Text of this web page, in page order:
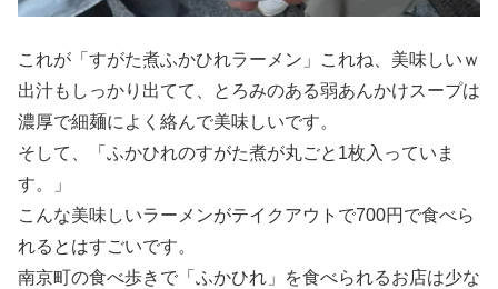
これが「すがた煮ふかひれラーメン」これね、美味しいｗ
出汁もしっかり出てて、とろみのある弱あんかけスープは
濃厚で細麺によく絡んで美味しいです。
そして、「ふかひれのすがた煮が丸ごと1枚入っていま
す。」
こんな美味しいラーメンがテイクアウトで700円で食べら
れるとはすごいです。
南京町の食べ歩きで「ふかひれ」を食べられるお店は少な